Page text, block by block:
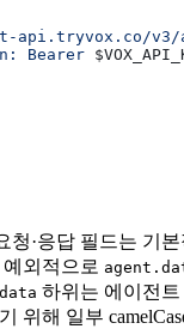
v3/
Bearer
·응답 필드는 기본
외적으로
하위는 에이전
위해 일부